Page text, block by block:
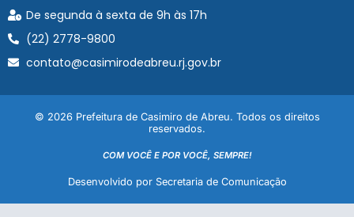
De segunda à sexta de 9h às 17h
(22) 2778-9800
contato@casimirodeabreu.rj.gov.br
© 2026 Prefeitura de Casimiro de Abreu. Todos os direitos
reservados.
COM VOCÊ E POR VOCÊ, SEMPRE!
Desenvolvido por Secretaria de Comunicação